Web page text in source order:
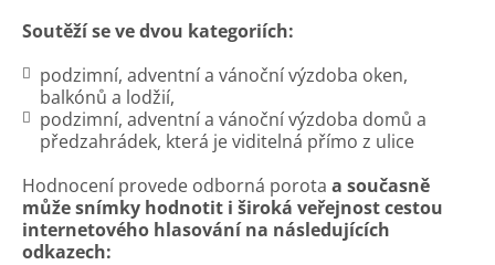
Soutěží se ve dvou kategoriích:
podzimní, adventní a vánoční výzdoba oken,
balkónů a lodžií,
podzimní, adventní a vánoční výzdoba domů a
předzahrádek, která je viditelná přímo z ulice
Hodnocení provede odborná porota a současně
může snímky hodnotit i široká veřejnost cestou
internetového hlasování na následujících
odkazech: